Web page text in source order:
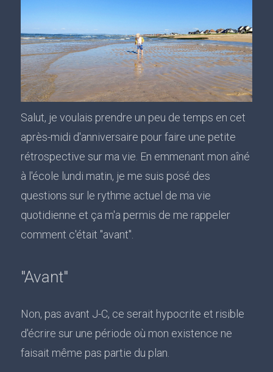
Salut, je voulais prendre un peu de temps en cet
après-midi d'anniversaire pour faire une petite
rétrospective sur ma vie. En emmenant mon aîné
à l'école lundi matin, je me suis posé des
questions sur le rythme actuel de ma vie
quotidienne et ça m'a permis de me rappeler
comment c'était "avant".
"Avant"
Non, pas avant J-C, ce serait hypocrite et risible
d'écrire sur une période où mon existence ne
faisait même pas partie du plan.